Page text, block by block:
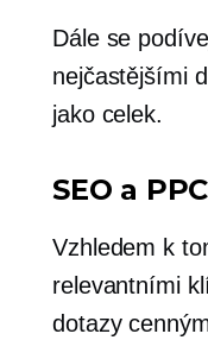
Dále se
nejčastějšími
jako celek.
SEO a PPC
Vzhledem k
relevantními
dotazy